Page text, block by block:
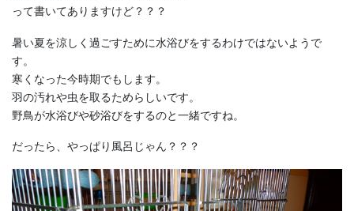
って書いてありますけど？？？
暑い夏を涼しく過ごすために水浴びをするわけではないようで
す。
寒くなった今時期でもします。
羽の汚れや虫を取るためらしいです。
野鳥が水浴びや砂浴びをするのと一緒ですね。
だったら、やっぱり風呂じゃん？？？